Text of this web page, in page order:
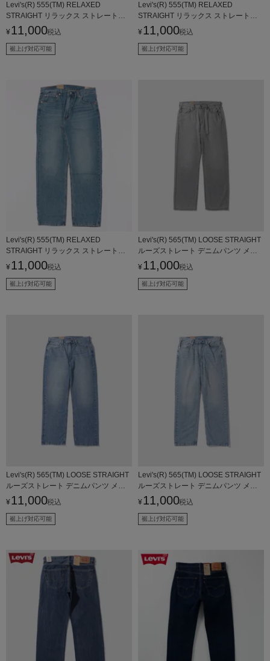
Levi's(R) 555(TM) RELAXED
STRAIGHT リラックス ストレートジ
ーンズ メンズ
¥ 11,000税込
裾上げ対応可能
Levi's(R) 555(TM) RELAXED
STRAIGHT リラックス ストレートジ
ーンズ メンズ
¥ 11,000税込
裾上げ対応可能
Levi's(R) 555(TM) RELAXED
STRAIGHT リラックス ストレートジ
ーンズ メンズ
¥ 11,000税込
裾上げ対応可能
Levi's(R) 565(TM) LOOSE STRAIGHT
ルーズストレート デニムパンツ メン
ズ
¥ 11,000税込
裾上げ対応可能
Levi's(R) 565(TM) LOOSE STRAIGHT
ルーズストレート デニムパンツ メン
ズ
¥ 11,000税込
裾上げ対応可能
Levi's(R) 565(TM) LOOSE STRAIGHT
ルーズストレート デニムパンツ メン
ズ
¥ 11,000税込
裾上げ対応可能